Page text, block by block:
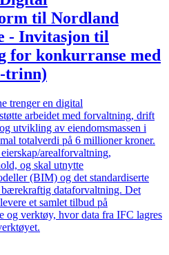
til Nordland
- Invitasjon til
for konkurranse med
trinn)
trenger en digital
arbeidet med forvaltning, drift
utvikling av eiendomsmassen i
totalverdi på 6 millioner kroner.
arealforvaltning,
og skal utnytte
(BIM) og det standardiserte
dataforvaltning. Det
et samlet tilbud på
og verktøy, hvor data fra IFC lagres